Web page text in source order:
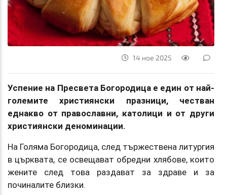
14 ное 2025
Успение на Пресвета Богородица е един от най-
големите християнски празници, честван
еднакво от православни, католици и от други
християнски деноминации.
На Голяма Богородица, след тържествена литургия
в църквата, се освещават обредни хлябове, които
жените след това раздават за здраве и за
починалите близки.